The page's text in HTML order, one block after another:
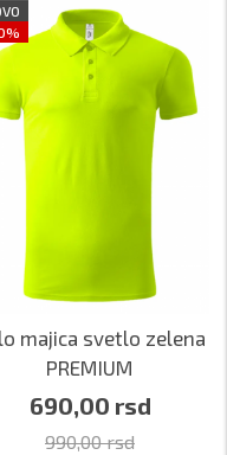
PREMIUM
690,00 rsd
990,00 rsd